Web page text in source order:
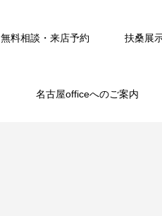
無料相談・来店予約 扶桑展
名古屋officeへのご案内